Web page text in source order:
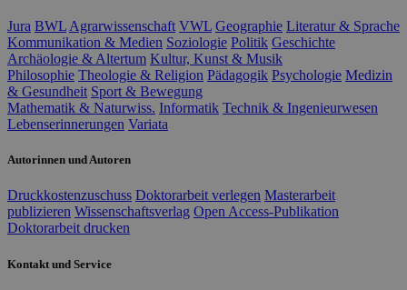
Jura BWL Agrarwissenschaft VWL Geographie Literatur & Sprache
Kommunikation & Medien Soziologie Politik Geschichte
Archäologie & Altertum Kultur, Kunst & Musik
Philosophie Theologie & Religion Pädagogik Psychologie Medizin
& Gesundheit Sport & Bewegung
Mathematik & Naturwiss. Informatik Technik & Ingenieurwesen
Lebenserinnerungen Variata
Autorinnen und Autoren
Druckkostenzuschuss Doktorarbeit verlegen Masterarbeit
publizieren Wissenschaftsverlag Open Access-Publikation
Doktorarbeit drucken
Kontakt und Service